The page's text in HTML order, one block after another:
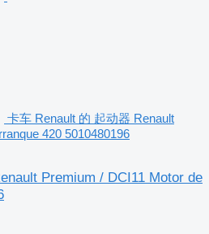
卡车 Renault 的 起动器 Renault
420 5010480196
Premium / DCI11 Motor de